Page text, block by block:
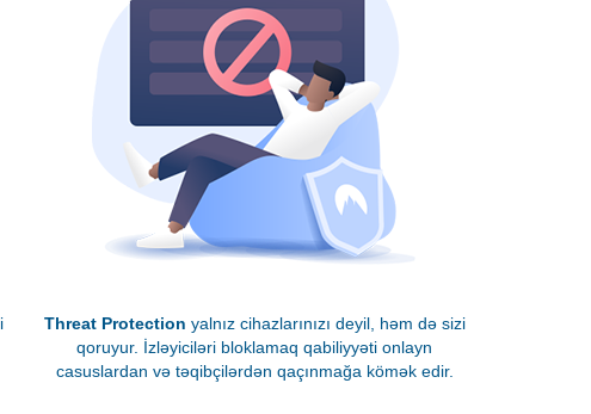
Threat Protection yalnız cihazlarınızı deyil, həm də sizi
qoruyur. İzləyiciləri bloklamaq qabiliyyəti onlayn
casuslardan və təqibçilərdən qaçınmağa kömək edir.